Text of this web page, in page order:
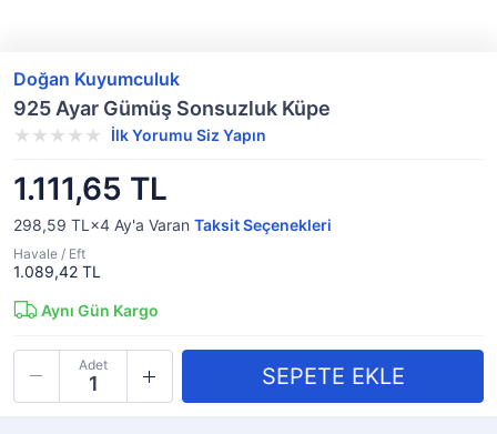
Doğan Kuyumculuk
925 Ayar Gümüş Sonsuzluk Küpe
İlk Yorumu Siz Yapın
1.111,65 TL
298,59 TL×4 Ay'a Varan Taksit Seçenekleri
Havale / Eft
1.089,42 TL
Aynı Gün Kargo
Adet